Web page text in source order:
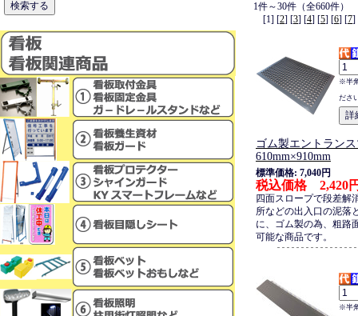
1件～30件（全660件）
[1] [2] [3] [4] [5] [6] [7]
※半
ださ
ゴム製エントラン
610mm×910mm
標準価格: 7,040円
税込価格 2,420
四面スロープで段差解
所などの出入口の泥落
に、ゴム製の為、粗路
可能な商品です。
※半